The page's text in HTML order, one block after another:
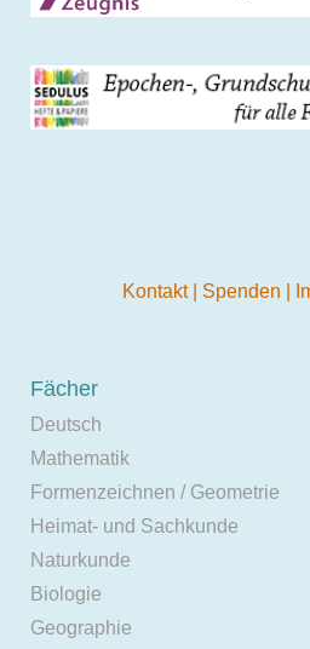
Kontakt Spenden
Fächer
Deutsch
Mathematik
Formenzeichnen / Geometrie
Heimat- und Sachkunde
Naturkunde
Biologie
Geographie